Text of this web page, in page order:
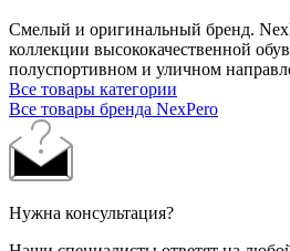
Смелый и оригинальный бренд.
коллекции высококачественной
полуспортивном и уличном
Все товары категории
Все товары бренда NexPero
Нужна консультация?